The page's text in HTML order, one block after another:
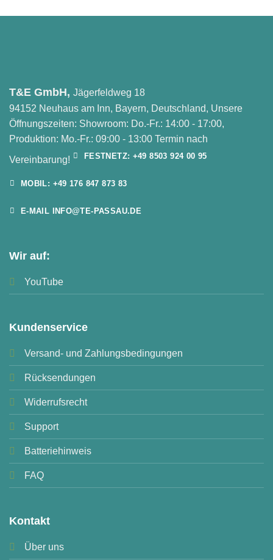
T&E GmbH, Jägerfeldweg 18
94152 Neuhaus am Inn, Bayern, Deutschland, Unsere
Öffnungszeiten: Showroom: Do.-Fr.: 14:00 - 17:00,
Produktion: Mo.-Fr.: 09:00 - 13:00 Termin nach
Vereinbarung!
FESTNETZ: +49 8503 924 00 95
MOBIL: +49 176 847 873 83
E-MAIL INFO@TE-PASSAU.DE
Wir auf:
YouTube
Kundenservice
Versand- und Zahlungsbedingungen
Rücksendungen
Widerrufsrecht
Support
Batteriehinweis
FAQ
Kontakt
Über uns